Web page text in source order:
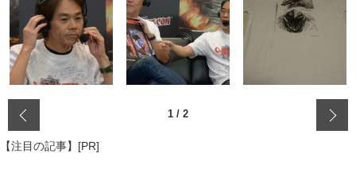
1 / 2
【注目の記事】[PR]